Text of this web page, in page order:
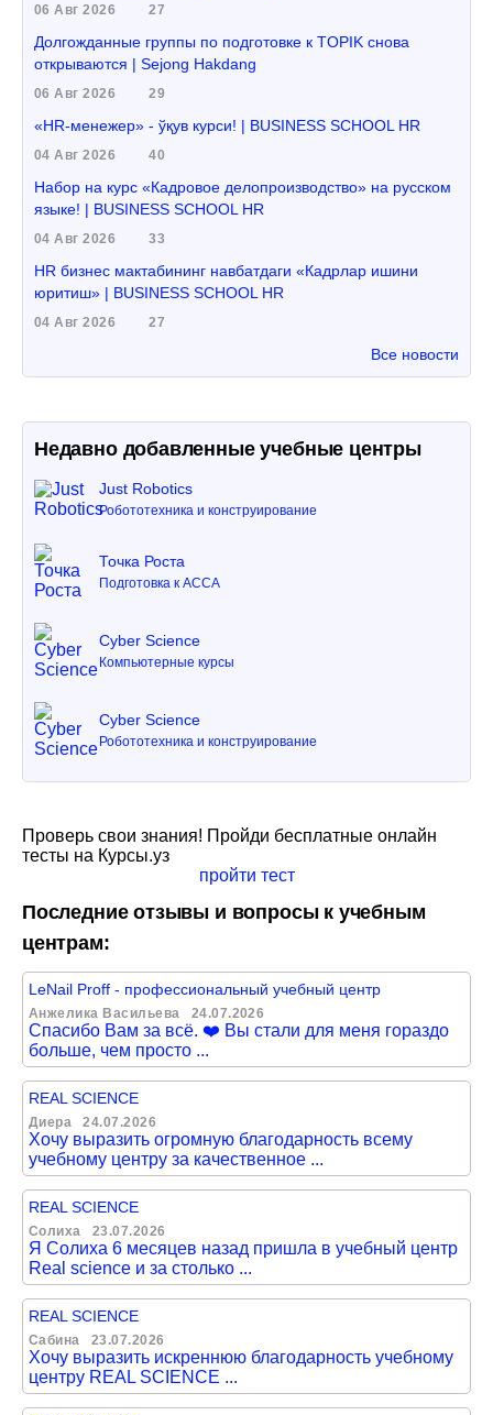
06 Авг 2026 27
Долгожданные группы по подготовке к TOPIK снова
открываются | Sejong Hakdang
06 Авг 2026 29
«HR-менежер» - ўқув курси! | BUSINESS SCHOOL HR
04 Авг 2026 40
Набор на курс «Кадровое делопроизводство» на русском
языке! | BUSINESS SCHOOL HR
04 Авг 2026 33
HR бизнес мактабининг навбатдаги «Кадрлар ишини
юритиш» | BUSINESS SCHOOL HR
04 Авг 2026 27
Все новости
Недавно добавленные учебные центры
Just Robotics
Робототехника и конструирование
Точка Роста
Подготовка к ACCA
Cyber Science
Компьютерные курсы
Cyber Science
Робототехника и конструирование
Проверь свои знания! Пройди бесплатные онлайн
тесты на Курсы.уз
пройти тест
Последние отзывы и вопросы к учебным
центрам:
LeNail Proff - профессиональный учебный центр
Анжелика Васильева 24.07.2026
Спасибо Вам за всё. ❤️ Вы стали для меня гораздо
больше, чем просто ...
REAL SCIENCE
Диера 24.07.2026
Хочу выразить огромную благодарность всему
учебному центру за качественное ...
REAL SCIENCE
Солиха 23.07.2026
Я Солиха 6 месяцев назад пришла в учебный центр
Real science и за столько ...
REAL SCIENCE
Сабина 23.07.2026
Хочу выразить искреннюю благодарность учебному
центру REAL SCIENCE ...